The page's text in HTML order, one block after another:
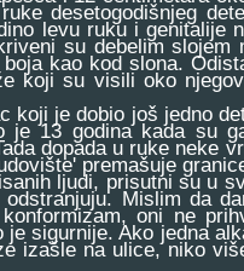
desetogodišnjeg
levu ruku i genitalije
su debelim slojem
kao kod slona.
koji su visili oko
je dobio još jedno
je 13 godina kada su
dopada u ruke neke
premašuje
ljudi, prisutni su u
Mislim da
oni ne
sigurnije. Ako jedna
izašle na ulice, niko